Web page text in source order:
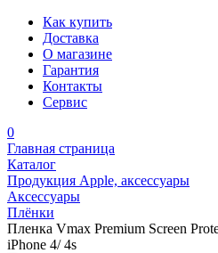
Как купить
Доставка
О магазине
Гарантия
Контакты
Сервис
0
Главная страница
Каталог
Продукция Apple, аксессуары
Аксессуары
Плёнки
Пленка Vmax Premium Screen
iPhone 4/ 4s